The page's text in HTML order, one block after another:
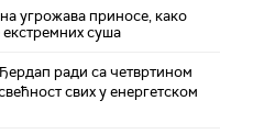
угрожава приносе, како
суша
ради са четвртином
свих у енергетском